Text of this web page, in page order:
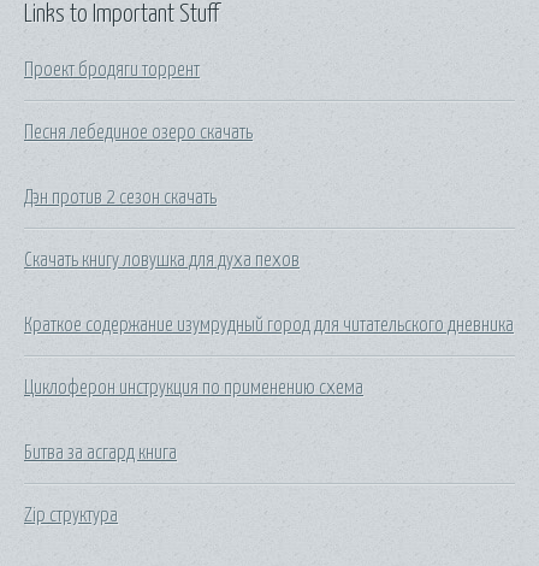
Links to Important Stuff
Проект бродяги торрент
Песня лебединое озеро скачать
Дэн против 2 сезон скачать
Скачать книгу ловушка для духа пехов
Краткое содержание изумрудный город для читательского дневника
Циклоферон инструкция по применению схема
Битва за асгард книга
Zip структура